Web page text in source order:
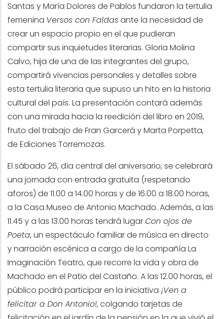
Santas y María Dolores de Pablos fundaron la tertulia
femenina Versos con Faldasante la necesidad de
crear un espacio propio en el que pudieran
compartir sus inquietudes literarias. Gloria Molina
Calvo, hija de una de las integrantes del grupo,
compartirá vivencias personales y detalles sobre
esta tertulia literaria que supuso un hito en la historia
cultural del país. La presentación contará además
con una mirada hacia la reedición del libro en 2019,
fruto del trabajo de Fran Garcerá y Marta Porpetta,
de Ediciones Torremozas.
El sábado 26, día central del aniversario, se celebrará
una jornada con entrada gratuita (respetando
aforos) de 11.00 a 14.00 horas y de 16.00 a 18.00 horas,
a la Casa Museo de Antonio Machado. Además, a las
11.45 y a las 13.00 horas tendrá lugarCon ojos de
Poeta, un espectáculo familiar de música en directo
y narración escénica a cargo de la compañía La
Imaginación Teatro, que recorre la vida y obra de
Machado en el Patio del Castaño. A las 12.00 horas, el
público podrá participar en la iniciativa ¡Ven a
felicitar a Don Antonio!, colgando tarjetas de